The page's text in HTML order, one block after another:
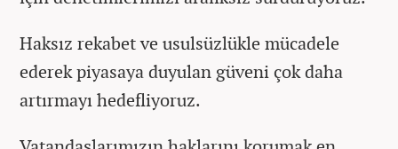
Haksız rekabet ve usulsüzlükle mücadele
ederek piyasaya duyulan güveni çok daha
artırmayı hedefliyoruz.